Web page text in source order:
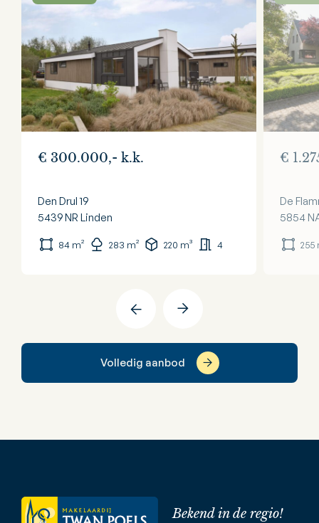
€ 300.000,- k.k.
Den Drul 19
5439 NR Linden
84 m² 283 m² 220 m³ 4
€
De
5854
255
Volledig aanbod
Bekend in de regio!